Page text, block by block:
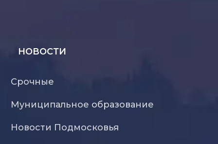
НОВОСТИ
Срочные
Муниципальное образование
Новости Подмосковья